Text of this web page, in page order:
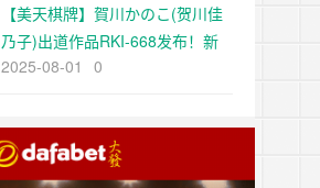
【美天棋牌】賀川かのこ(贺川佳
乃子)出道作品RKI-668发布！新
秀片商(ROOKIE)15周年庆！最强
官网】
2025-08-01 0